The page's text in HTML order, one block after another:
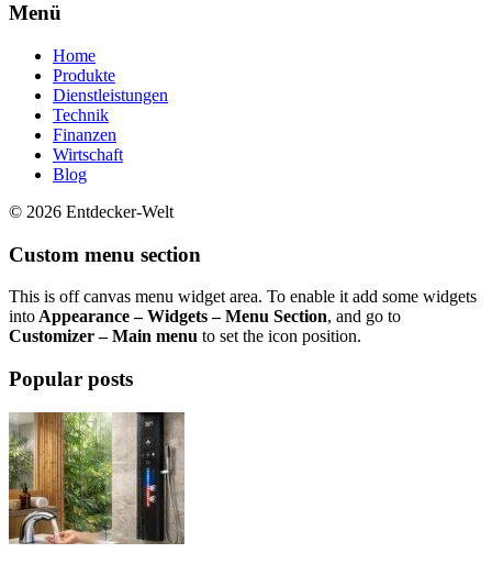
Menü
Home
Produkte
Dienstleistungen
Technik
Finanzen
Wirtschaft
Blog
© 2026 Entdecker-Welt
Custom menu section
This is off canvas menu widget area. To enable it add some widgets
into Appearance – Widgets – Menu Section, and go to
Customizer – Main menu to set the icon position.
Popular posts